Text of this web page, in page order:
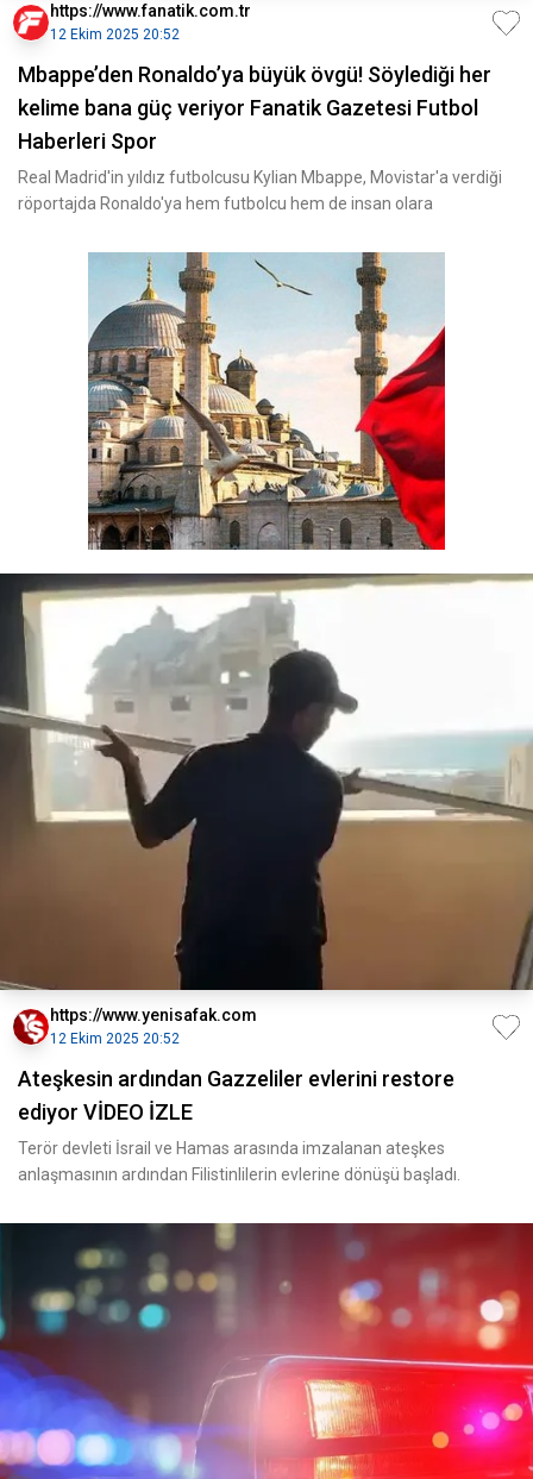
https://www.fanatik.com.tr
12 Ekim 2025 20:52
Mbappe’den Ronaldo’ya büyük övgü! Söylediği her
kelime bana güç veriyor Fanatik Gazetesi Futbol
Haberleri Spor
Real Madrid'in yıldız futbolcusu Kylian Mbappe, Movistar'a verdiği
röportajda Ronaldo'ya hem futbolcu hem de insan olara
https://www.yenisafak.com
12 Ekim 2025 20:52
Ateşkesin ardından Gazzeliler evlerini restore
ediyor VİDEO İZLE
Terör devleti İsrail ve Hamas arasında imzalanan ateşkes
anlaşmasının ardından Filistinlilerin evlerine dönüşü başladı.